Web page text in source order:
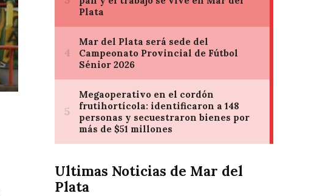
Ultimas Noticias de Mar del
Plata